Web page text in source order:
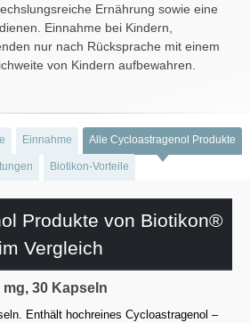
Ernährung sowie eine
Einnahme bei Kindern,
nur nach Rücksprache mit einem
von Kindern aufbewahren.
Einnahme Alle Cycloastragenol Produkte
Biotikon-Vorteile
Produkte von Biotikon®
im Vergleich
30 Kapseln
Enthält hochreines Cycloastragenol –